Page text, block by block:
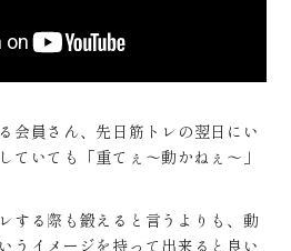
会員さん、先日筋トレの翌日にい
ていても「重てぇ〜動かねぇ〜」
する際も鍛えると言うよりも、動
うイメージを持って出来ると良い